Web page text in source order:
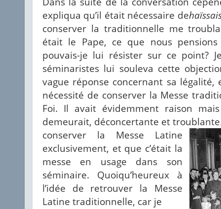
expliqua qu’il était nécessaire de
conserver la traditionnelle me
était le Pape, ce que nous
pouvais-je lui résister sur ce point?
séminaristes lui souleva cette
vague réponse concernant sa
nécessité de conserver la Messe
Foi. Il avait évidemment raison
demeurait, déconcertante et
conserver la Messe Latine
exclusivement, et que c’était la
messe en usage dans son
séminaire. Quoiqu’heureux à
l’idée de retrouver la Messe
Latine traditionnelle, car je